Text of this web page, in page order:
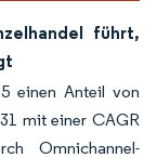
führt,
einen Anteil von
mit einer CAGR
Omnichannel-